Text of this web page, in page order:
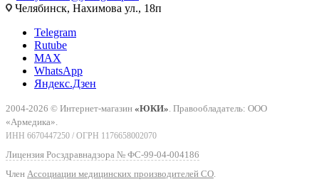
Челябинск, Нахимова ул., 18п
Telegram
Rutube
MAX
WhatsApp
Яндекс.Дзен
2004-2026 © Интернет-магазин «ЮКИ» . Правообладатель: ООО
«Армедика».
ИНН 6670447250 / ОГРН 1176658002070
Лицензия Росздравнадзора № ФС-99-04-004186
Член Ассоциации медицинских производителей СО